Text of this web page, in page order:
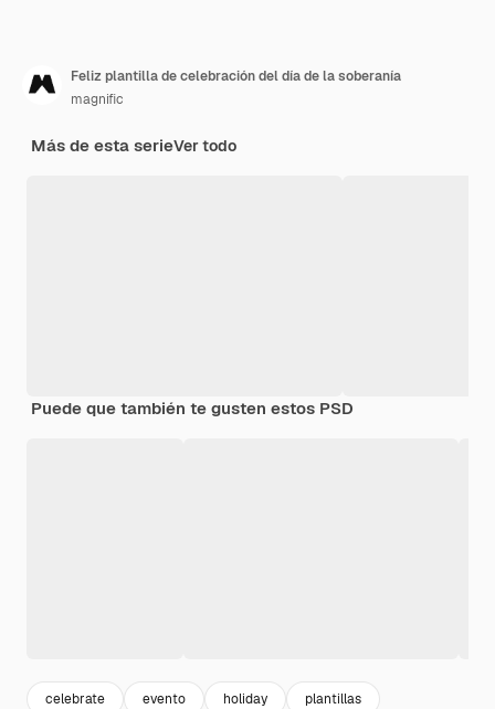
Feliz plantilla de celebración del día de la soberanía
magnific
Más de esta serieVer todo
Puede que también te gusten estos PSD
celebrate evento holiday plantillas